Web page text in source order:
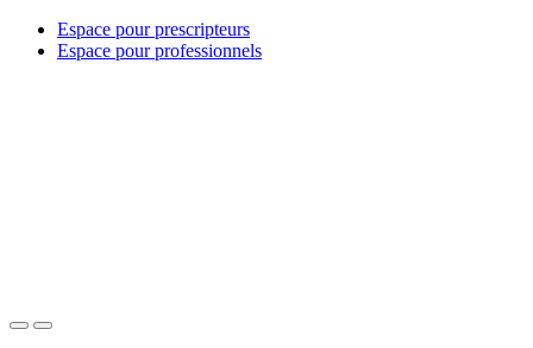
Espace pour prescripteurs
Espace pour professionnels